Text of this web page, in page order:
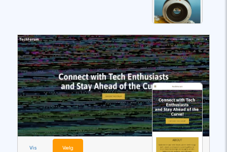
Vis Vælg